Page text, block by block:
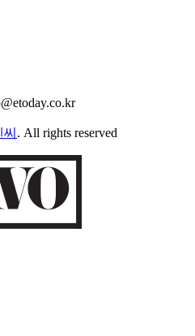
. All rights reserved